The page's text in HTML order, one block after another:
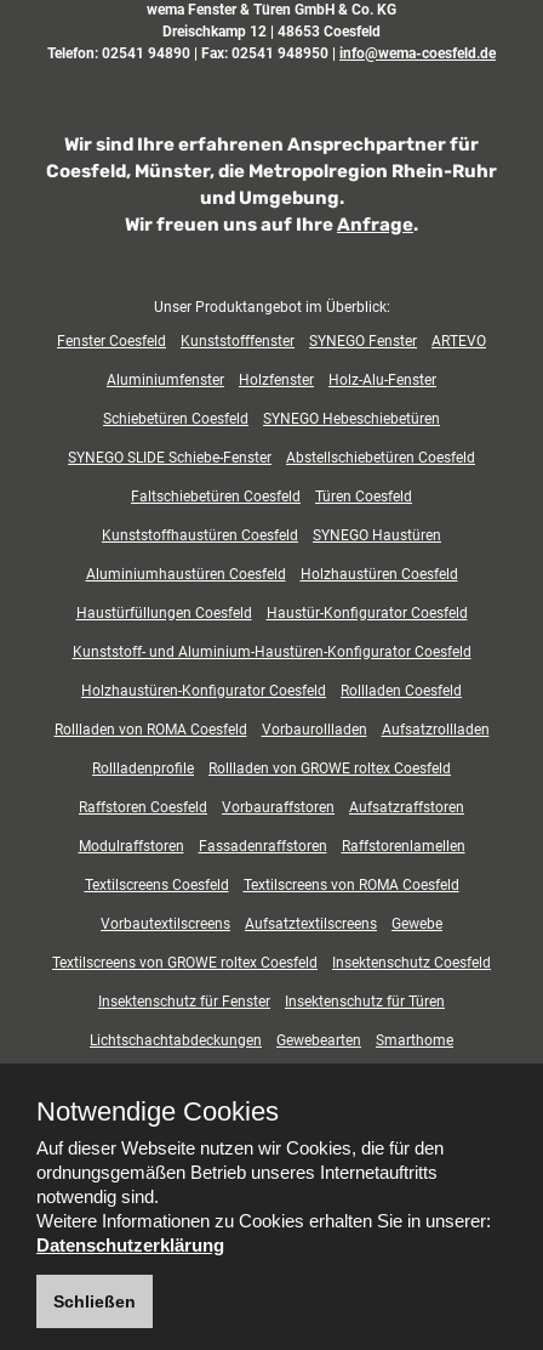
wema Fenster & Türen GmbH & Co. KG
Dreischkamp 12 | 48653 Coesfeld
Telefon: 02541 94890 | Fax: 02541 948950 | info@wema-coesfeld.de
Wir sind Ihre erfahrenen Ansprechpartner für
Coesfeld, Münster, die Metropolregion Rhein-Ruhr
und Umgebung.
Wir freuen uns auf IhreAnfrage.
Unser Produktangebot im Überblick:
Fenster Coesfeld
Kunststofffenster SYNEGO Fenster ARTEVO
Aluminiumfenster Holzfenster Holz-Alu-Fenster
Schiebetüren Coesfeld SYNEGO Hebeschiebetüren
SYNEGO SLIDE Schiebe-Fenster Abstellschiebetüren Coesfeld
Faltschiebetüren Coesfeld Türen Coesfeld
Kunststoffhaustüren Coesfeld SYNEGO Haustüren
Aluminiumhaustüren Coesfeld Holzhaustüren Coesfeld
Haustürfüllungen Coesfeld Haustür-Konfigurator Coesfeld
Kunststoff- und Aluminium-Haustüren-Konfigurator Coesfeld
Holzhaustüren-Konfigurator Coesfeld Rollladen Coesfeld
Rollladen von ROMA Coesfeld Vorbaurollladen Aufsatzrollladen
Rollladenprofile Rollladen von GROWE roltex Coesfeld
Raffstoren Coesfeld Vorbauraffstoren Aufsatzraffstoren
Modulraffstoren Fassadenraffstoren Raffstorenlamellen
Textilscreens Coesfeld Textilscreens von ROMA Coesfeld
Vorbautextilscreens Aufsatztextilscreens Gewebe
Textilscreens von GROWE roltex Coesfeld Insektenschutz Coesfeld
Insektenschutz für Fenster Insektenschutz für Türen
Lichtschachtabdeckungen Gewebearten Smarthome
Pflege und Wartung Pflege Wartung
Nachhaltigkeit Wissen von A-Z
Notwendige Cookies
Auf dieser Webseite nutzen wir Cookies, die für den
ordnungsgemäßen Betrieb unseres Internetauftritts
notwendig sind.
Weitere Informationen zu Cookies erhalten Sie in unserer:
Datenschutzerklärung
Schließen